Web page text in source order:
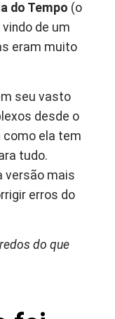
do Tempo (o
de um
eram muito
seu vasto
desde o
como ela tem
tudo.
versão mais
erros do
do que